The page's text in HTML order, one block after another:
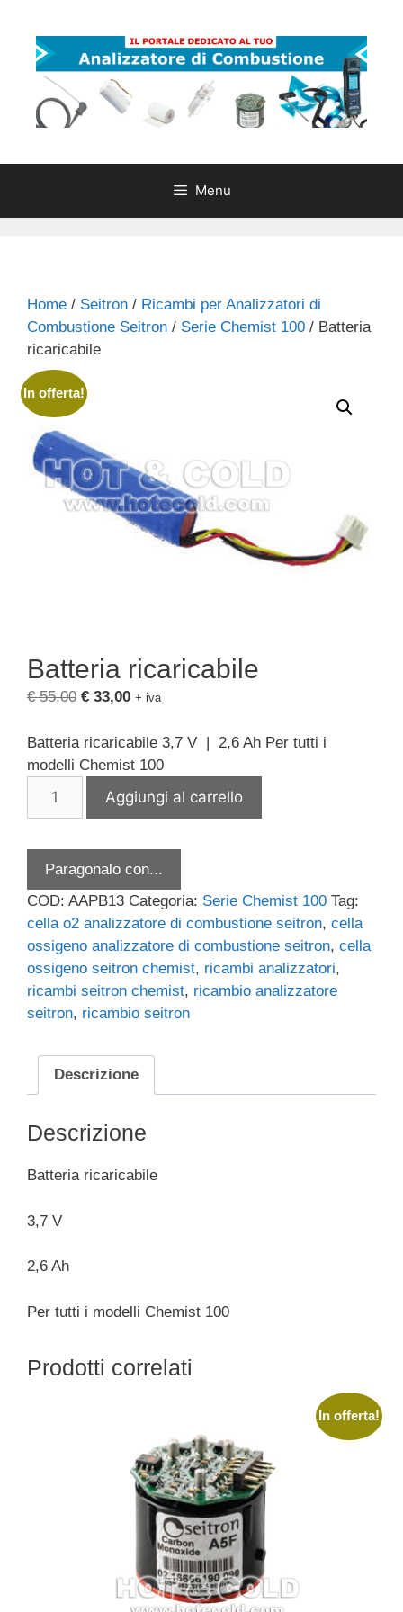
contenuto
Menu
Home / Seitron / Ricambi per Analizzatori di
Combustione Seitron / Serie Chemist 100 / Batteria
ricaricabile
In offerta!
Batteria ricaricabile
€55,00 Il
originale
era:
€ 33,00Il
attuale
è:
+ iva
Batteria ricaricabile 3,7 V | 2,6 Ah Per tutti i
modelli Chemist 100
Batteria
Aggiungi al carrello
Paragonalo con...
COD: AAPB13 Categoria: Serie Chemist 100 Tag:
cella o2 analizzatore di combustione seitron, cella
ossigeno analizzatore di combustione seitron, cella
ossigeno seitron chemist, ricambi analizzatori,
ricambi seitron chemist, ricambio analizzatore
seitron, ricambio seitron
Descrizione
Descrizione
Batteria ricaricabile
3,7 V
2,6 Ah
Per tutti i modelli Chemist 100
Prodotti correlati
In offerta!